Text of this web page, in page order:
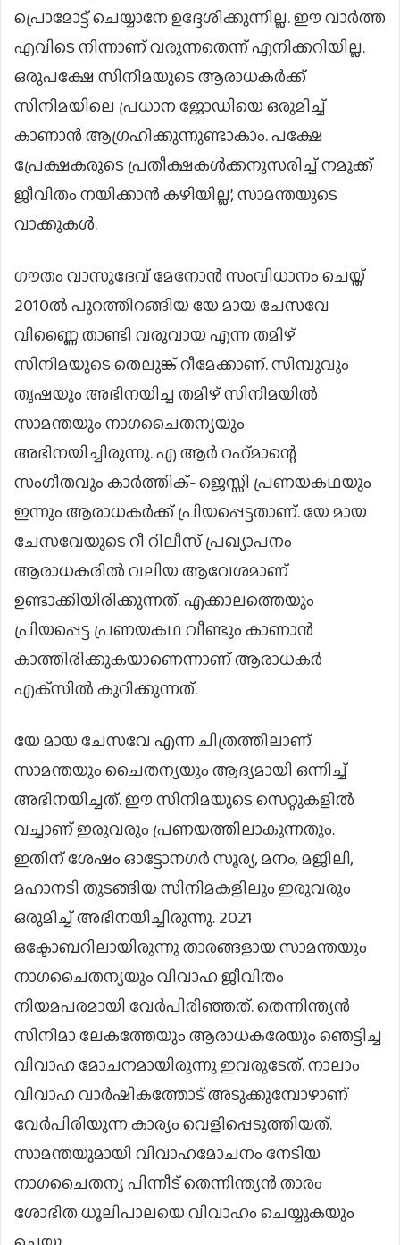
പ്രൊമോട്ട് ചെയ്യാനേ ഉദ്ദേശിക്കുന്നില്ല. ഈ വാർത്ത
എവിടെ നിന്നാണ് വരുന്നതെന്ന് എനിക്കറിയില്ല.
ഒരുപക്ഷേ സിനിമയുടെ ആരാധകർക്ക്
സിനിമയിലെ പ്രധാന ജോഡിയെ ഒരുമിച്ച്
കാണാൻ ആഗ്രഹിക്കുന്നുണ്ടാകാം. പക്ഷേ
പ്രേക്ഷകരുടെ പ്രതീക്ഷകൾക്കനുസരിച്ച് നമുക്ക്
ജീവിതം നയിക്കാൻ കഴിയില്ല’, സാമന്തയുടെ
വാക്കുകൾ.
ഗൗതം വാസുദേവ് മേനോന്‍ സംവിധാനം ചെയ്ത്
2010ല്‍ പുറത്തിറങ്ങിയ യേ മായ ചേസവേ
വിണ്ണൈ താണ്ടി വരുവായ എന്ന തമിഴ്
സിനിമയുടെ തെലുങ്ക് റീമേക്കാണ്. സിമ്പുവും
തൃഷയും അഭിനയിച്ച തമിഴ് സിനിമയില്‍
സാമന്തയും നാഗചൈതന്യയും
അഭിനയിച്ചിരുന്നു. എ ആര്‍ റഹ്‌മാന്റെ
സംഗീതവും കാര്‍ത്തിക്- ജെസ്സി പ്രണയകഥയും
ഇന്നും ആരാധകര്‍ക്ക് പ്രിയപ്പെട്ടതാണ്. യേ മായ
ചേസവേയുടെ റീ റിലീസ് പ്രഖ്യാപനം
ആരാധകരില്‍ വലിയ ആവേശമാണ്
ഉണ്ടാക്കിയിരിക്കുന്നത്. എക്കാലത്തെയും
പ്രിയപ്പെട്ട പ്രണയകഥ വീണ്ടും കാണാന്‍
കാത്തിരിക്കുകയാണെന്നാണ് ആരാധകര്‍
എക്‌സില്‍ കുറിക്കുന്നത്.
യേ മായ ചേസവേ എന്ന ചിത്രത്തിലാണ്
സാമന്തയും ചൈതന്യയും ആദ്യമായി ഒന്നിച്ച്
അഭിനയിച്ചത്. ഈ സിനിമയുടെ സെറ്റുകളില്‍
വച്ചാണ് ഇരുവരും പ്രണയത്തിലാകുന്നതും.
ഇതിന് ശേഷം ഓട്ടോനഗര്‍ സൂര്യ, മനം, മജിലി,
മഹാനടി തുടങ്ങിയ സിനിമകളിലും ഇരുവരും
ഒരുമിച്ച് അഭിനയിച്ചിരുന്നു. 2021
ഒക്ടോബറിലായിരുന്നു താരങ്ങളായ സാമന്തയും
നാഗചൈതന്യയും വിവാഹ ജീവിതം
നിയമപരമായി വേര്‍പിരിഞ്ഞത്. തെന്നിന്ത്യന്‍
സിനിമാ ലേകത്തേയും ആരാധകരേയും ഞെട്ടിച്ച
വിവാഹ മോചനമായിരുന്നു ഇവരുടേത്. നാലാം
വിവാഹ വാര്‍ഷികത്തോട് അടുക്കുമ്പോഴാണ്
വേര്‍പിരിയുന്ന കാര്യം വെളിപ്പെടുത്തിയത്.
സാമന്തയുമായി വിവാഹമോചനം നേടിയ
നാഗചൈതന്യ പിന്നീട് തെന്നിന്ത്യന്‍ താരം
ശോഭിത ധൂലിപാലയെ വിവാഹം ചെയ്യുകയും